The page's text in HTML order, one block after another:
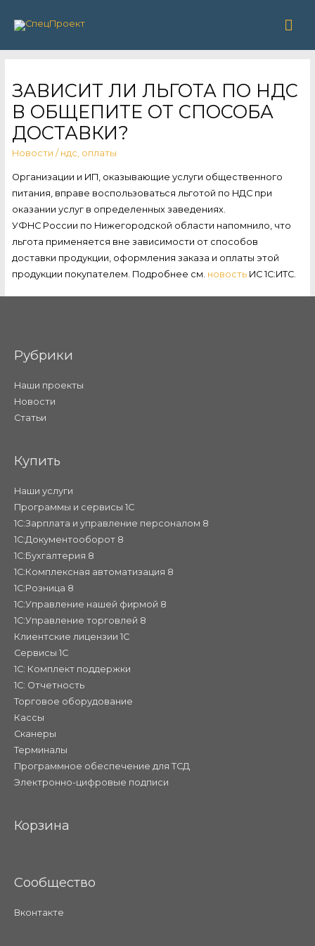
ЗАВИСИТ ЛИ ЛЬГОТА ПО НДС
В ОБЩЕПИТЕ ОТ СПОСОБА
ДОСТАВКИ?
Новости / ндс оплаты
Организации и ИП, оказывающие услуги общественного
питания, вправе воспользоваться льготой по НДС при
оказании услуг в определенных заведениях.
УФНС России по Нижегородской области напомнило, что
льгота применяется вне зависимости от способов
доставки продукции, оформления заказа и оплаты этой
продукции покупателем. Подробнее см. новостьИС 1С:ИТС.
Рубрики
Наши проекты
Новости
Статьи
Купить
Наши услуги
Программы и сервисы 1С
1С:Зарплата и управление персоналом 8
1С:Документооборот 8
1С:Бухгалтерия 8
1С:Комплексная автоматизация 8
1С:Розница 8
1С:Управление нашей фирмой 8
1С:Управление торговлей 8
Клиентские лицензии 1С
Сервисы 1С
1С: Комплект поддержки
1С: Отчетность
Торговое оборудование
Кассы
Сканеры
Терминалы
Программное обеспечение для ТСД
Электронно-цифровые подписи
Корзина
Сообщество
Вконтакте